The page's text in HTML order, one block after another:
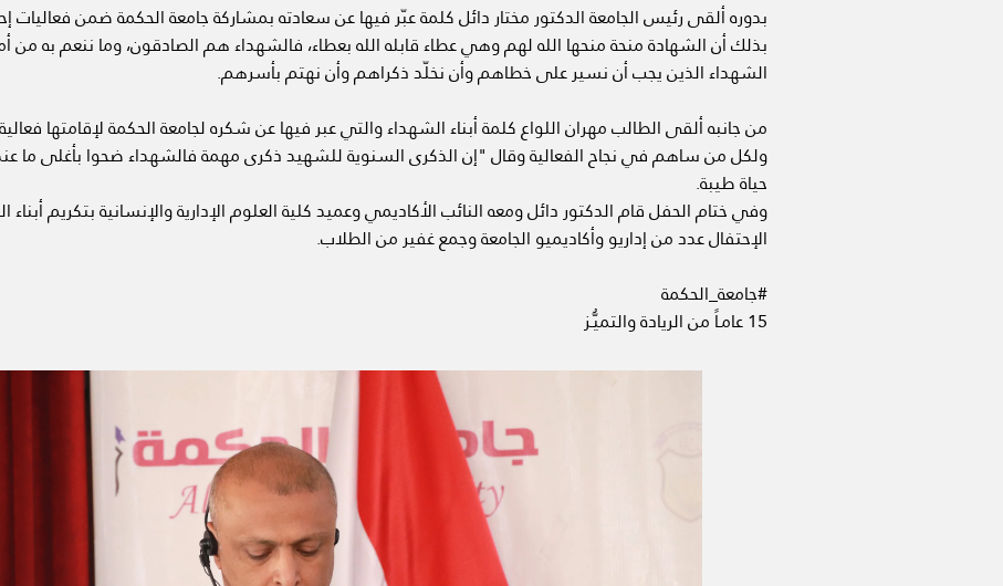
بدوره ألقى رئيس الجامعة الدكتور مختار دائل كلمة عبّر فيها عن سعادته بمشاركة جامعة الحكمة ضمن فعاليات
بذلك أن الشهادة منحة منحها الله لهم وهي عطاء قابله الله بعطاء، فالشهداء هم الصادقون، وما ننعم به من
الشهداء الذين يجب أن نسير على خطاهم وأن نخلّد ذكراهم وأن نهتم بأسرهم.
من جانبه ألقى الطالب مهران اللواع كلمة أبناء الشهداء والتي عبر فيها عن شكره لجامعة الحكمة لإقامتها
ولكل من ساهم في نجاح الفعالية وقال "إن الذكرى السنوية للشهيد ذكرى مهمة فالشهداء ضحوا بأغلى ما
حياة طيبة.
وفي ختام الحفل قام الدكتور دائل ومعه النائب الأكاديمي وعميد كلية العلوم الإدارية والإنسانية بتكريم
الإحتفال عدد من إداريو وأكاديميو الجامعة وجمع غفير من الطلاب.
#جامعة_الحكمة
15 عامـاً من الريادة والتميُّـز